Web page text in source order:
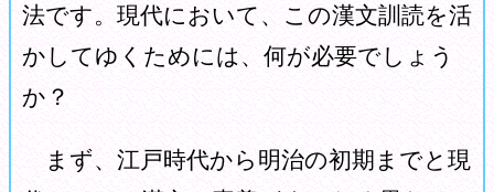
法です。現代において、この漢文訓読を活
かしてゆくためには、何が必要でしょう
か？
まず、江戸時代から明治の初期までと現